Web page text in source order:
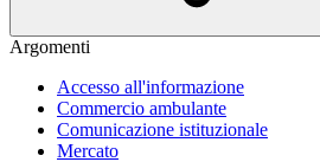
Argomenti
Accesso all'informazione
Commercio ambulante
Comunicazione istituzionale
Mercato